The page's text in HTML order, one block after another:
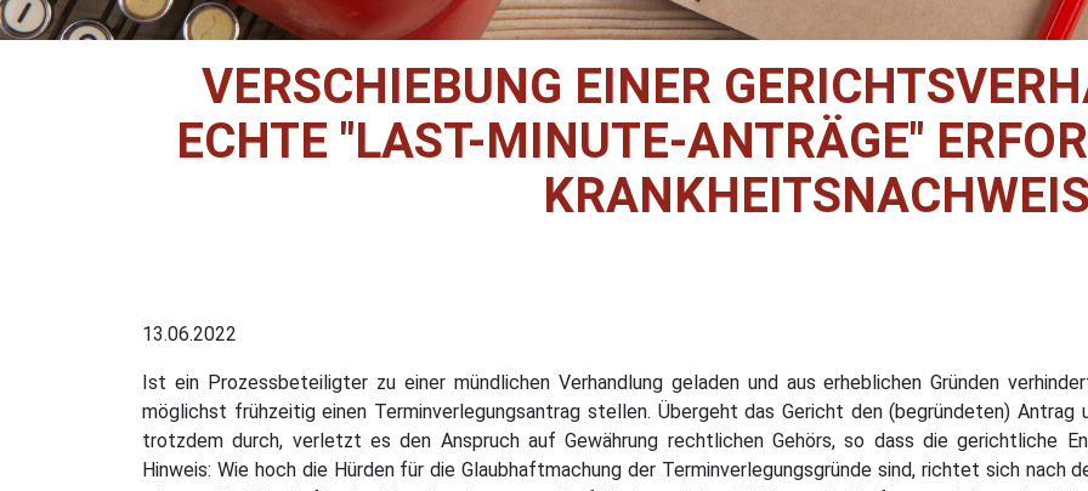
VERSCHIEBUNG EINER
ECHTE "LAST-MINUTE-ANTRÄGE"
13.06.2022
Ist ein Prozessbeteiligter zu einer mündlichen Verhandlung geladen und aus erheblichen Gründen
möglichst frühzeitig einen Terminverlegungsantrag stellen. Übergeht das Gericht den (begründeten) Antrag
trotzdem durch, verletzt es den Anspruch auf Gewährung rechtlichen Gehörs, so dass die gerichtliche
Hinweis: Wie hoch die Hürden für die Glaubhaftmachung der Terminverlegungsgründe sind, richtet sich nach